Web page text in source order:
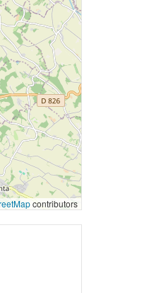
contributors